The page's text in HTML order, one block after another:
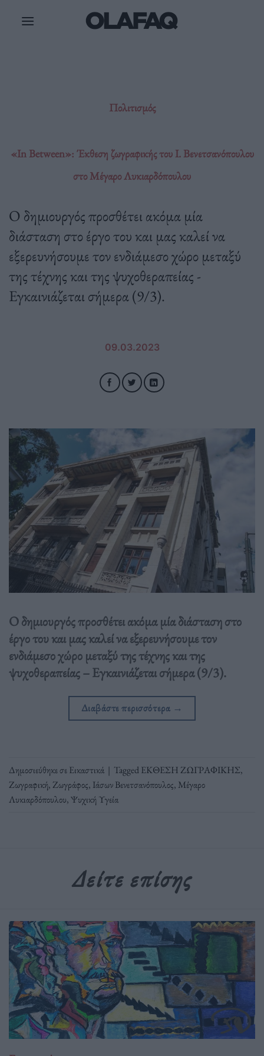
Πολιτισμός
«In Between»: Έκθεση ζωγραφικής του Ι. Βενετσανόπουλου
στο Μέγαρο Λυκιαρδόπουλου
Ο δημιουργός προσθέτει ακόμα μία
διάσταση στο έργο του και μας καλεί να
εξερευνήσουμε τον ενδιάμεσο χώρο μεταξύ
της τέχνης και της ψυχοθεραπείας -
Εγκαινιάζεται σήμερα (9/3).
09.03.2023
Ο δημιουργός προσθέτει ακόμα μία διάσταση στο
έργο του και μας καλεί να εξερευνήσουμε τον
ενδιάμεσο χώρο μεταξύ της τέχνης και της
ψυχοθεραπείας – Εγκαινιάζεται σήμερα (9/3).
Διαβάστε περισσότερα →
Δημοσιεύθηκε σεΕικαστικά | TaggedΕΚΘΕΣΗ ΖΩΓΡΑΦΙΚΗΣ,
Ζωγραφική,Ζωγράφος, Ιάσων Βενετσανόπουλος, Μέγαρο
Λυκιαρδόπουλου,Ψυχική Υγεία
Δείτε επίσης